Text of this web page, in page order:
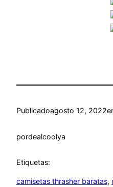
Publicadoagosto 12, 2022
pordealcoolya
Etiquetas:
camisetas thrasher baratas,